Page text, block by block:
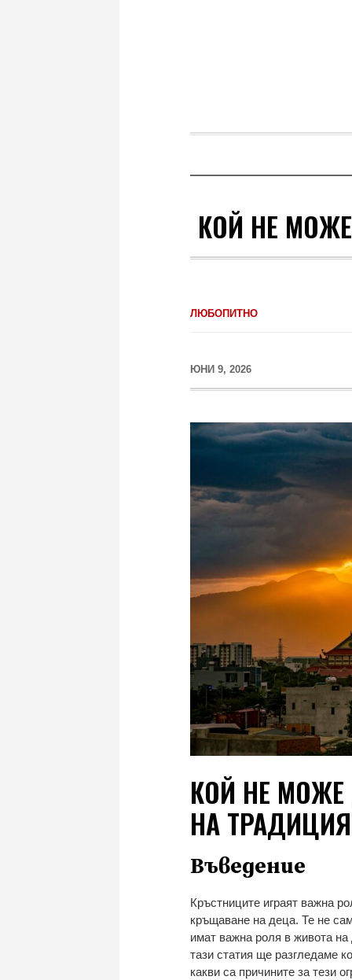
КОЙ НЕ
ЛЮБОПИТНО
ЮНИ 9, 2026
КОЙ НЕ МОЖЕ
НА
Въведение
Кръстниците играят важна
кръщаване на деца. Те не
имат важна роля в живота
тази статия ще разгледаме
какви са причините за тези